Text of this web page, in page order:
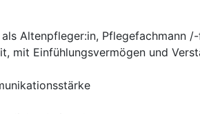
Altenpfleger:in, Pflegefachmann
mit Einfühlungsvermögen und